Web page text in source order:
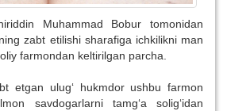
Muhammad Bobur tomonidan
zabt etilishi sharafiga ichkilikni man
farmondan keltirilgan parcha.
etgan ulug‘ hukmdor ushbu farmon
savdogarlarni tamg‘a solig‘idan